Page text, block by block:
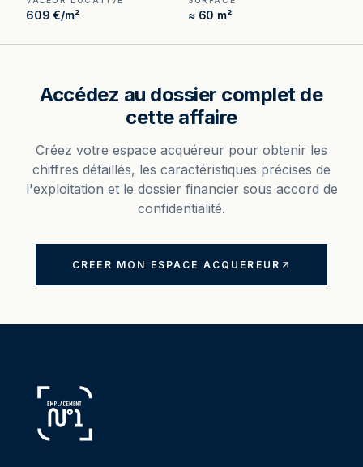
609 €/m² ≈ 60 m²
Accédez au dossier complet de
cette affaire
Créez votre espace acquéreur pour obtenir les
chiffres détaillés, les caractéristiques précises de
l'exploitation et le dossier financier sous accord de
confidentialité.
CRÉER MON ESPACE ACQUÉREUR